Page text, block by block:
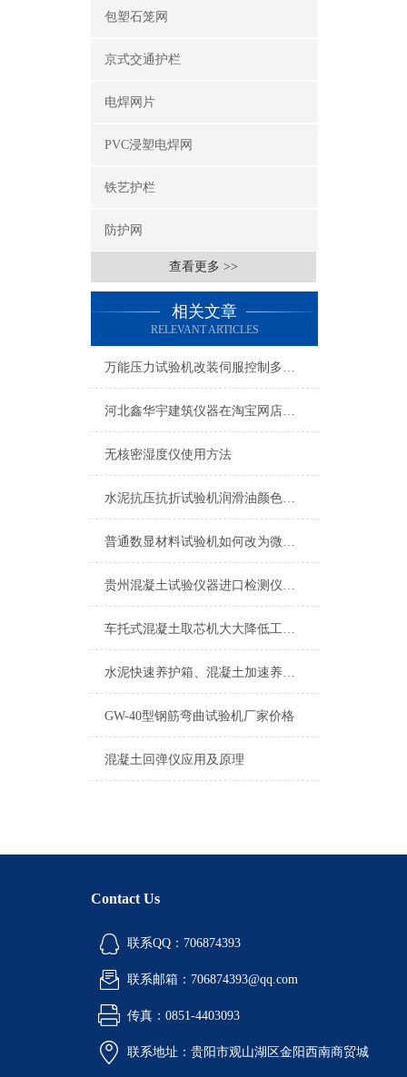
包塑石笼网
京式交通护栏
电焊网片
PVC浸塑电焊网
铁艺护栏
防护网
查看更多 >>
相关文章
RELEVANT ARTICLES
万能压力试验机改装伺服控制多项研发技术，售后无忧
河北鑫华宇建筑仪器在淘宝网店铺名称试验仪器总汇liu
无核密湿度仪使用方法
水泥抗压抗折试验机润滑油颜色变浑的原因
普通数显材料试验机如何改为微机伺服材料试验机
贵州混凝土试验仪器进口检测仪器*维修质优价廉
车托式混凝土取芯机大大降低工作强度
水泥快速养护箱、混凝土加速养护箱报价
GW-40型钢筋弯曲试验机厂家价格
混凝土回弹仪应用及原理
Contact Us
联系QQ：706874393
联系邮箱：706874393@qq.com
传真：0851-4403093
联系地址：贵阳市观山湖区金阳西南商贸城